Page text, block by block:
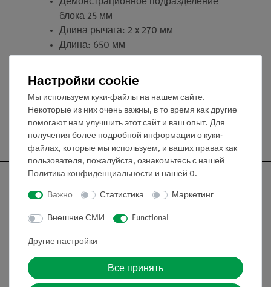
блока 25 мм
Длина рычага: 2 x 270 мм
Длина: 650 мм
Масса: 50 g
Nach oben
Информация
Настройки cookie
Мы используем куки-файлы на нашем сайте.
Некоторые из них очень важны, в то время как другие
помогают нам улучшить этот сайт и ваш опыт. Для
получения более подробной информации о куки-
файлах, которые мы используем, и ваших правах как
пользователя, пожалуйста, ознакомьтесь с нашей
Политика конфиденциальности и нашей 0.
Важно Статистика Маркетинг
Внешние СМИ Functional
Другие настройки
Все принять